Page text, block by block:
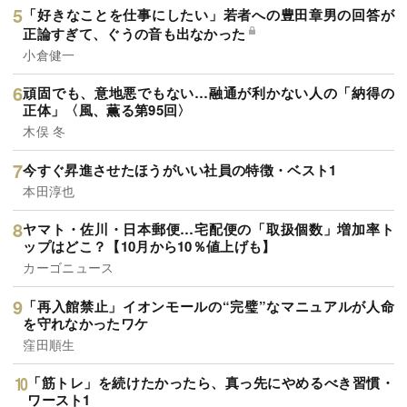
「好きなことを仕事にしたい」若者への豊田章男の回答が
正論すぎて、ぐうの音も出なかった
小倉健一
頑固でも、意地悪でもない…融通が利かない人の「納得の
正体」〈風、薫る第95回〉
木俣 冬
今すぐ昇進させたほうがいい社員の特徴・ベスト1
本田淳也
ヤマト・佐川・日本郵便…宅配便の「取扱個数」増加率ト
ップはどこ？【10月から10％値上げも】
カーゴニュース
「再入館禁止」イオンモールの“完璧”なマニュアルが人命
を守れなかったワケ
窪田順生
「筋トレ」を続けたかったら、真っ先にやめるべき習慣・
ワースト1